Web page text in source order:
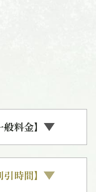
料金】
時間】